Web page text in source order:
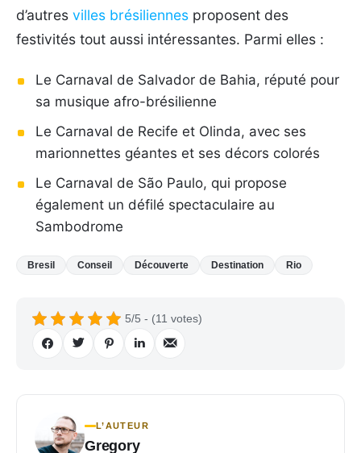
d’autres villes brésiliennes proposent des
festivités tout aussi intéressantes. Parmi elles :
Le Carnaval de Salvador de Bahia, réputé pour
sa musique afro-brésilienne
Le Carnaval de Recife et Olinda, avec ses
marionnettes géantes et ses décors colorés
Le Carnaval de São Paulo, qui propose
également un défilé spectaculaire au
Sambodrome
Bresil Conseil Découverte Destination Rio
5/5 - (11 votes)
L’AUTEUR
Gregory